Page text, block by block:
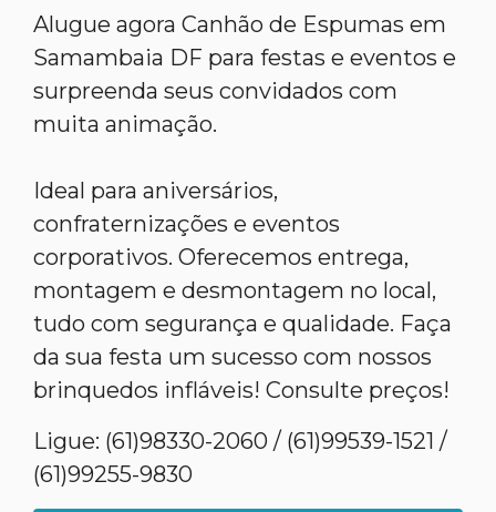
Alugue agora Canhão de Espumas em
Samambaia DF para festas e eventos e
surpreenda seus convidados com
muita animação.
Ideal para aniversários,
confraternizações e eventos
corporativos. Oferecemos entrega,
montagem e desmontagem no local,
tudo com segurança e qualidade. Faça
da sua festa um sucesso com nossos
brinquedos infláveis! Consulte preços!
Ligue: (61)98330-2060 / (61)99539-1521 /
(61)99255-9830